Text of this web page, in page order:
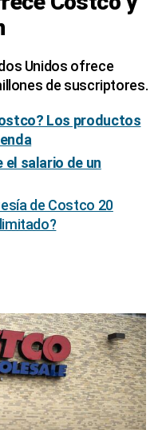
Unidos ofrece
de suscriptores.
Los productos
salario de un
de Costco 20